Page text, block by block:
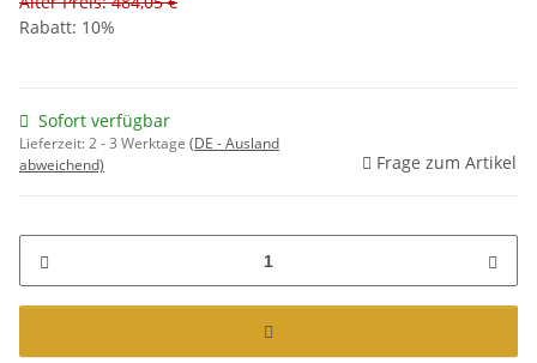
Rabatt: 10%
Sofort verfügbar
Lieferzeit:2 - 3 Werktage (DE - Ausland
abweichend)
Frage zum Artikel